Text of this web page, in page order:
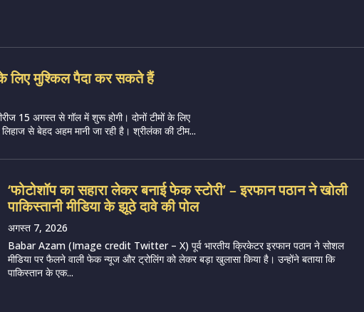
लिए मुश्किल पैदा कर सकते हैं
15 अगस्त से गॉल में शुरू होगी। दोनों टीमों के लिए
से बेहद अहम मानी जा रही है। श्रीलंका की टीम...
‘फोटोशॉप का सहारा लेकर बनाई फेक स्टोरी’ – इरफान पठान ने खोली
पाकिस्तानी मीडिया के झूठे दावे की पोल
अगस्त 7, 2026
Babar Azam (Image credit Twitter – X) पूर्व भारतीय क्रिकेटर इरफान पठान ने सोशल
मीडिया पर फैलने वाली फेक न्यूज और ट्रोलिंग को लेकर बड़ा खुलासा किया है। उन्होंने बताया कि
पाकिस्तान के एक...